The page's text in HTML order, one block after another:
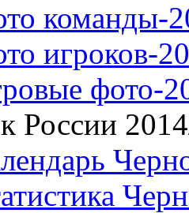
команды-
игроков-
фото-
России